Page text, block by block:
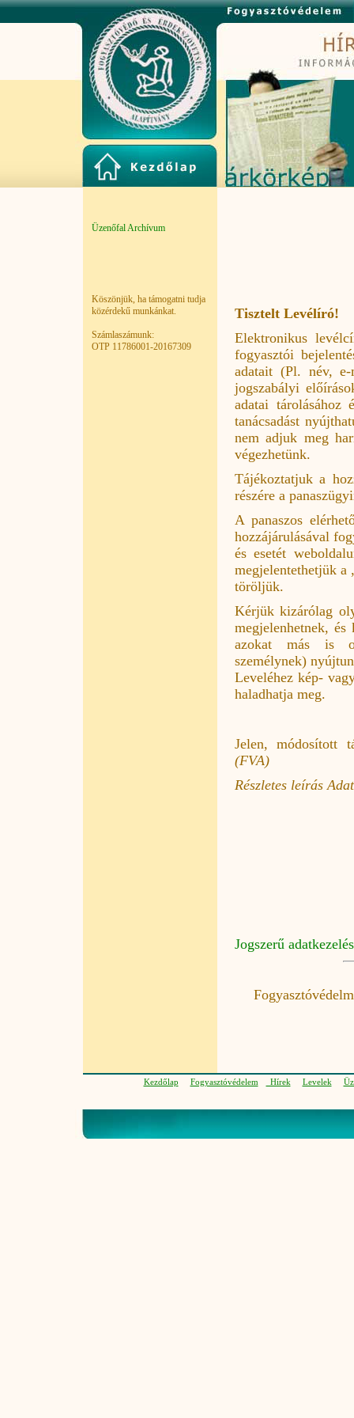
Üzenőfal Archívum
Köszönjük, ha támogatni tudja
közérdekű munkánkat.
Számlaszámunk:
OTP 11786001-20167309
Tisztelt Levélíró!
Elektronikus
fogyasztói
adatait (Pl. név, e-
jogszabályi
adatai tárolásához
tanácsadást
nem adjuk meg
végezhetünk.
Tájékoztatjuk a
részére a
A panaszos
hozzájárulásával
és esetét
megjelentethetjük a
töröljük.
Kérjük kizárólag
megjelenhetnek,
azokat más is
személynek)
Leveléhez kép-
haladhatja meg.
Jelen, módosított
(FVA)
Részletes leírás
Jogszerű adatkezelés
Kezdőlap Fogyasztóvédelem Hírek Levelek